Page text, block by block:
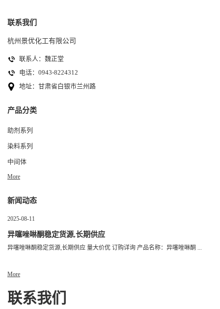
联系我们
杭州景优化工有限公司
联系人：魏正堂
电话：0943-8224312
地址：甘肃省白银市兰州路
产品分类
助剂系列
染料系列
中间体
More
新闻动态
2025-08-11
异噻唑啉酮稳定货源,长期供应
异噻唑啉酮稳定货源,长期供应 量大价优 订购详询 产品名称：异噻唑啉酮 ...
More
联系我们